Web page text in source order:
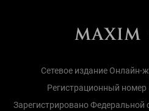
Сетевое издание Онлайн-
Регистрационный
Зарегистрировано Федеральной